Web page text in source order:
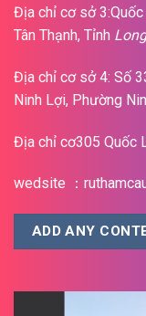
Địa chỉ cơ sở 3:Quốc
Tân Thạnh, Tỉnh
Địa chỉ cơ sở 4: Số
Ninh Lợi, Phường
Địa chỉ cơ305 Quốc
wedsite ：
ADD ANY